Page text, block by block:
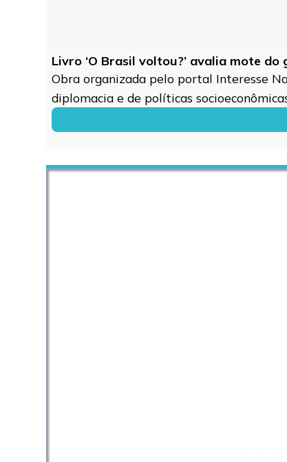
Livro ‘O Brasil voltou?’ avalia mote
Obra organizada pelo portal Interesse
diplomacia e de políticas